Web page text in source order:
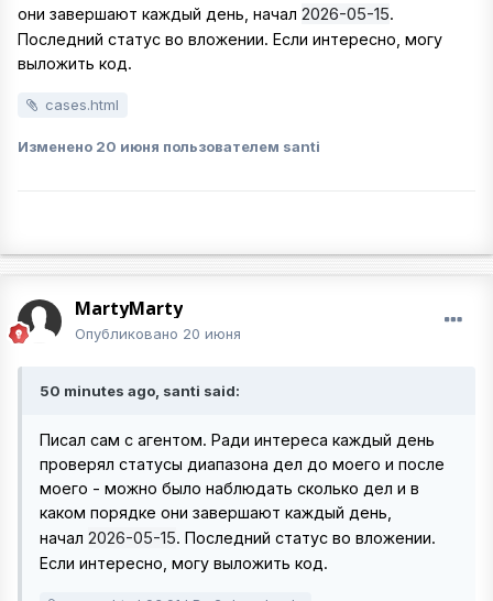
они завершают каждый день, начал 2026-05-15.
Последний статус во вложении. Если интересно, могу
выложить код.
cases.html
Изменено 20 июня пользователем santi
MartyMarty
Опубликовано 20 июня
50 minutes ago, santi said:
Писал сам с агентом. Ради интереса каждый день
проверял статусы диапазона дел до моего и после
моего - можно было наблюдать сколько дел и в
каком порядке они завершают каждый день,
начал 2026-05-15. Последний статус во вложении.
Если интересно, могу выложить код.